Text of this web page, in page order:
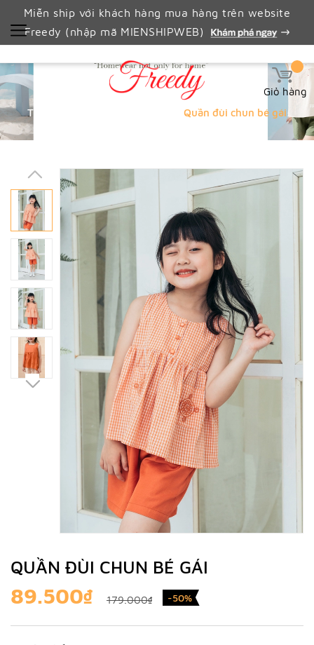
Miễn ship với khách hàng mua hàng trên website
Freedy (nhập mã MIENSHIPWEB)
Giỏ hàng
Trang chủ
Quần đùi chun bé gái
QUẦN ĐÙI CHUN BÉ GÁI
89.500₫ 179.000₫ -50%